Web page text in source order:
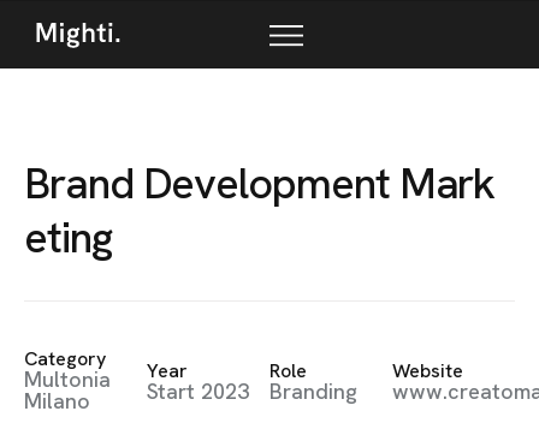
Brand Development Mark
eting
Category
Multonia
Milano
Year
Start 2023
Role
Branding
Website